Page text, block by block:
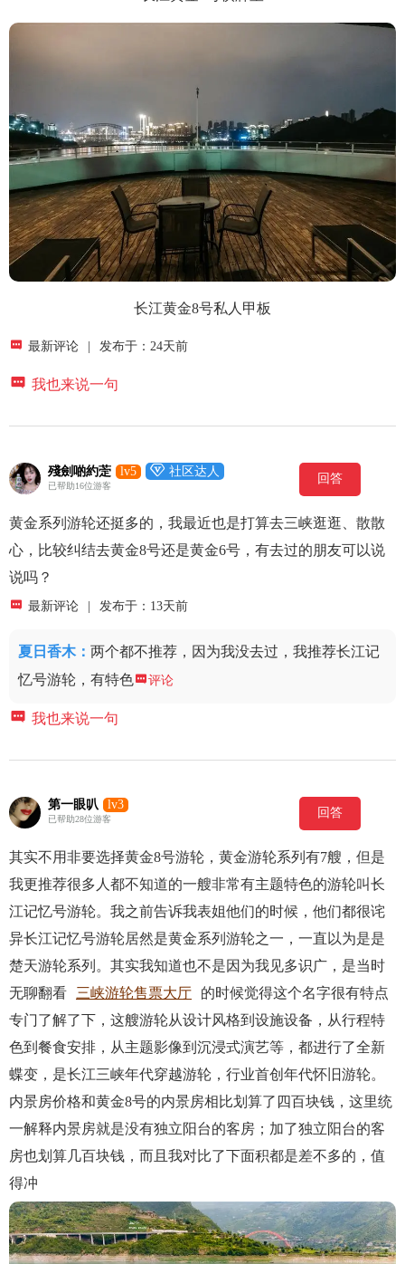
长江黄金8号私人甲板
 最新评论 | 发布于：24天前
 我也来说一句
殘劍啲約萣 lv5  社区达人
已帮助16位游客
回答
黄金系列游轮还挺多的，我最近也是打算去三峡逛逛、散散
心，比较纠结去黄金8号还是黄金6号，有去过的朋友可以说
说吗？
 最新评论 | 发布于：13天前
夏日香木： 两个都不推荐，因为我没去过，我推荐长江记
忆号游轮，有特色评论
 我也来说一句
第一眼叭 lv3
已帮助28位游客 回答
其实不用非要选择黄金8号游轮，黄金游轮系列有7艘，但是
我更推荐很多人都不知道的一艘非常有主题特色的游轮叫长
江记忆号游轮。我之前告诉我表姐他们的时候，他们都很诧
异长江记忆号游轮居然是黄金系列游轮之一，一直以为是是
楚天游轮系列。其实我知道也不是因为我见多识广，是当时
无聊翻看
三峡游轮售票大厅
的时候觉得这个名字很有特点
专门了解了下，这艘游轮从设计风格到设施设备，从行程特
色到餐食安排，从主题影像到沉浸式演艺等，都进行了全新
蝶变，是长江三峡年代穿越游轮，行业首创年代怀旧游轮。
内景房价格和黄金8号的内景房相比划算了四百块钱，这里统
一解释内景房就是没有独立阳台的客房；加了独立阳台的客
房也划算几百块钱，而且我对比了下面积都是差不多的，值
得冲